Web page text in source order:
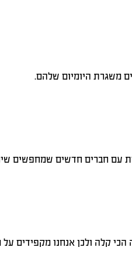
משגרת היומיום שלהם.
עם חברים חדשים שמחפשים
קלה ולכן אנחנו מקפידים